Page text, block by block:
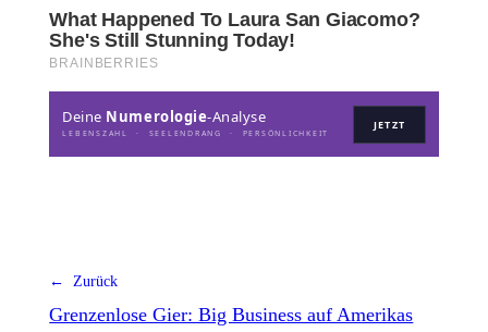
Deine Numerologie-Analyse
LEBENSZAHL · SEELENDRANG · PERSÖNLICHKEIT
JETZT
← Zurück
Grenzenlose Gier: Big Business auf Amerikas